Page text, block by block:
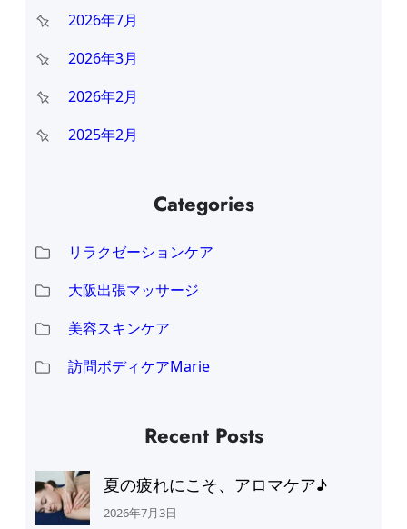
2026年7月
2026年3月
2026年2月
2025年2月
Categories
リラクゼーションケア
大阪出張マッサージ
美容スキンケア
訪問ボディケアMarie
Recent Posts
夏の疲れにこそ、アロマケア♪
2026年7月3日